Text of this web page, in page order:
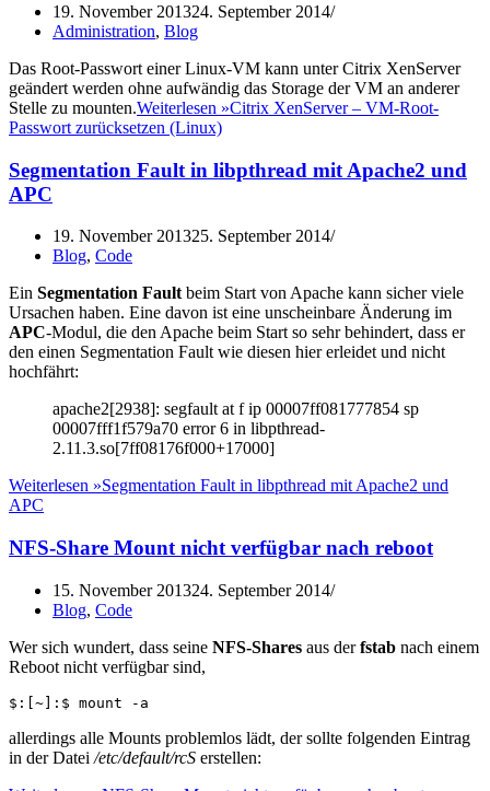
19. November 201324. September 2014
Administration, Blog
Das Root-Passwort einer Linux-VM kann unter Citrix XenServer
geändert werden ohne aufwändig das Storage der VM an anderer
Stelle zu mounten.Weiterlesen »Citrix XenServer – VM-Root-
Passwort zurücksetzen (Linux)
Segmentation Fault in libpthread mit Apache2 und
APC
19. November 201325. September 2014
Blog, Code
Ein Segmentation Fault beim Start von Apache kann sicher viele
Ursachen haben. Eine davon ist eine unscheinbare Änderung im
APC-Modul, die den Apache beim Start so sehr behindert, dass er
den einen Segmentation Fault wie diesen hier erleidet und nicht
hochfährt:
apache2[2938]: segfault at f ip 00007ff081777854 sp
00007fff1f579a70 error 6 in libpthread-
2.11.3.so[7ff08176f000+17000]
Weiterlesen »Segmentation Fault in libpthread mit Apache2 und
APC
NFS-Share Mount nicht verfügbar nach reboot
15. November 201324. September 2014
Blog, Code
Wer sich wundert, dass seine NFS-Shares aus derfstab nach einem
Reboot nicht verfügbar sind,
$:[~]:$ mount -a
allerdings alle Mounts problemlos lädt, der sollte folgenden Eintrag
in der Datei /etc/default/rcS erstellen: